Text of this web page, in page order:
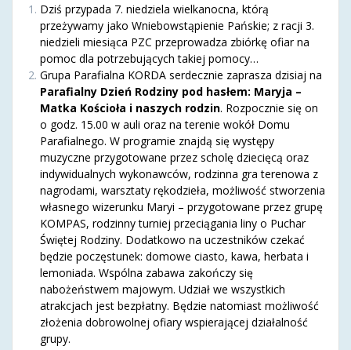
Dziś przypada 7. niedziela wielkanocna, którą
przeżywamy jako Wniebowstąpienie Pańskie; z racji 3.
niedzieli miesiąca PZC przeprowadza zbiórkę ofiar na
pomoc dla potrzebujących takiej pomocy…
Grupa Parafialna KORDA serdecznie zaprasza dzisiaj na
Parafialny Dzień Rodziny pod hasłem: Maryja –
Matka Kościoła i naszych rodzin. Rozpocznie się on
o godz. 15.00 w auli oraz na terenie wokół Domu
Parafialnego. W programie znajdą się występy
muzyczne przygotowane przez scholę dziecięcą oraz
indywidualnych wykonawców, rodzinna gra terenowa z
nagrodami, warsztaty rękodzieła, możliwość stworzenia
własnego wizerunku Maryi – przygotowane przez grupę
KOMPAS, rodzinny turniej przeciągania liny o Puchar
Świętej Rodziny. Dodatkowo na uczestników czekać
będzie poczęstunek: domowe ciasto, kawa, herbata i
lemoniada. Wspólna zabawa zakończy się
nabożeństwem majowym. Udział we wszystkich
atrakcjach jest bezpłatny. Będzie natomiast możliwość
złożenia dobrowolnej ofiary wspierającej działalność
grupy.